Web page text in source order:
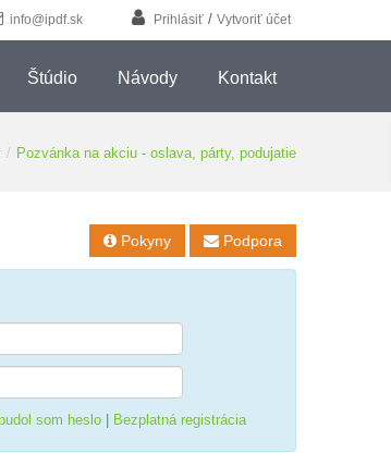
info@ipdf.sk Prihlásiť/ Vytvoriť účet
Štúdio Návody Kontakt
/ Pozvánka na akciu - oslava, párty, podujatie
 Pokyny  Podpora
som heslo| Bezplatná registrácia